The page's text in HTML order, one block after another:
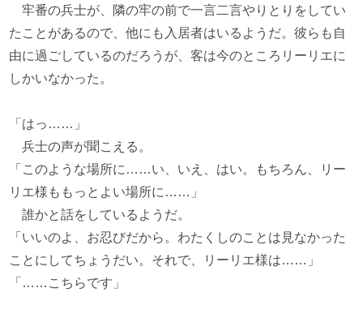
牢番の兵士が、隣の牢の前で一言二言やりとりをしてい
たことがあるので、他にも入居者はいるようだ。彼らも自
由に過ごしているのだろうが、客は今のところリーリエに
しかいなかった。
「はっ……」
兵士の声が聞こえる。
「このような場所に……い、いえ、はい。もちろん、リー
リエ様ももっとよい場所に……」
誰かと話をしているようだ。
「いいのよ、お忍びだから。わたくしのことは見なかった
ことにしてちょうだい。それで、リーリエ様は……」
「……こちらです」